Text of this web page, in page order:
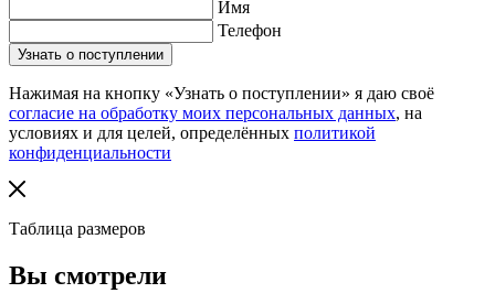
Имя
Телефон
Нажимая на кнопку «Узнать о поступлении» я даю своё
согласие на обработку моих персональных данных, на
условиях и для целей, определённых политикой
конфиденциальности
Таблица размеров
Вы смотрели